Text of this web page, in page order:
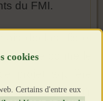
du FMI.
garde contre le
et indiquait qu’il
Certains d'entre eux